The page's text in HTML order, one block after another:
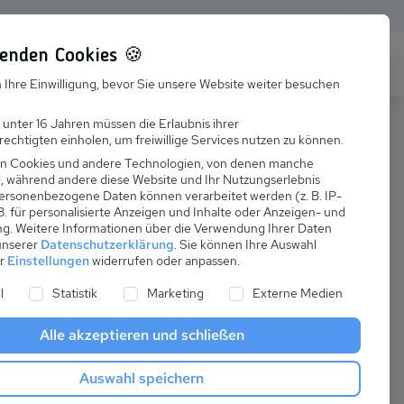
Suchen
Karriere
Ausbildung
ab
pro Nacht
Anreise
Cookies 🍪
Einwilligung, bevor Sie unsere Website weiter besuchen
16 Jahren müssen die Erlaubnis ihrer
einholen, um freiwillige Services nutzen zu können.
Cookies und andere Technologien, von denen manche
während andere diese Website und Ihr Nutzungserlebnis
Daten können verarbeitet werden (z. B. IP-
für personalisierte Anzeigen und Inhalte oder Anzeigen- und
Weitere Informationen über die Verwendung Ihrer Daten
Datenschutzerklärung. Sie können Ihre Auswahl
Einstellungenwiderrufen oder anpassen.
Liste der Service-Gruppen, für die eine Einwilligung
Statistik Marketing Externe Medien
Alle akzeptieren und schließen
Auswahl speichern